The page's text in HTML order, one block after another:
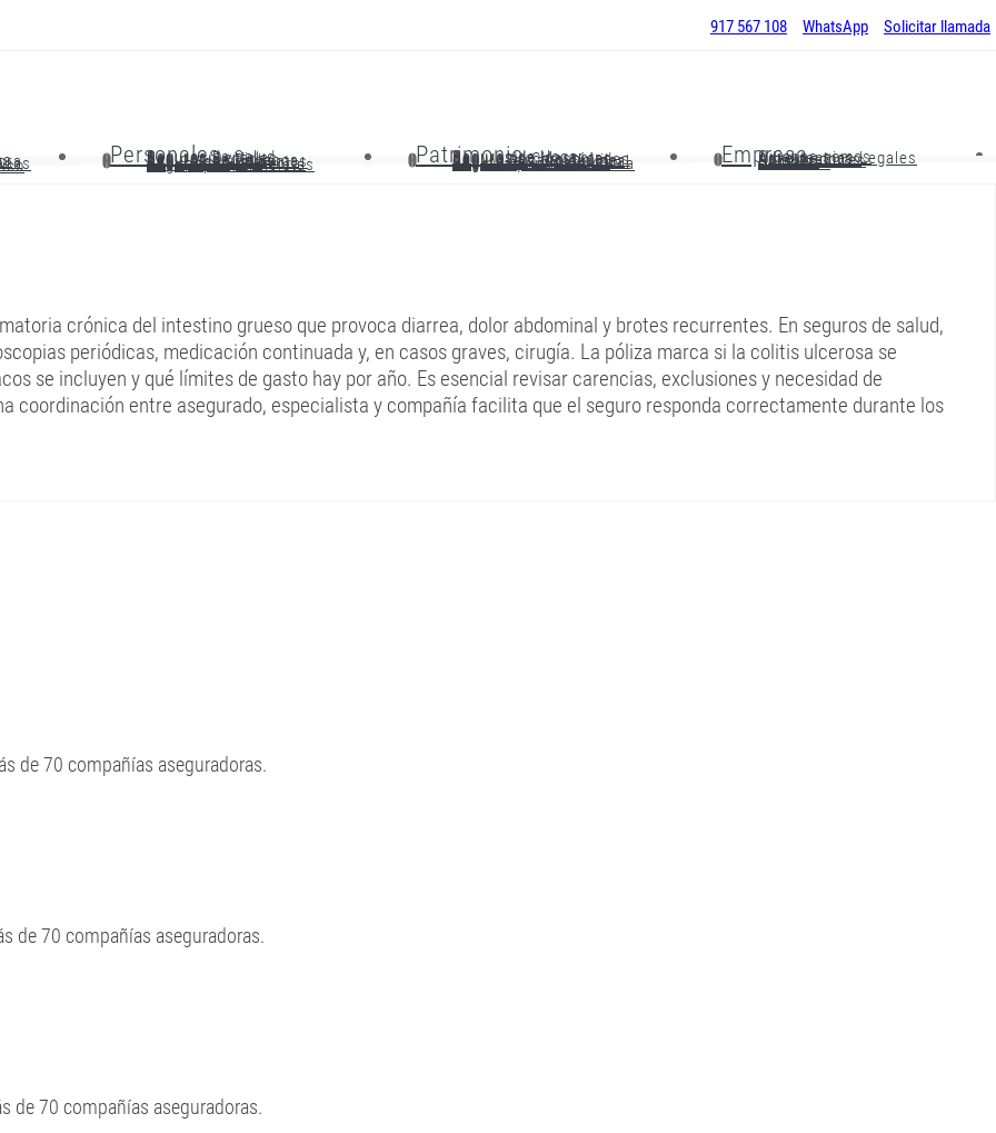
917 567 108 WhatsApp Solicitar llamada
Personales
Seguros de Salud
Seguros Dentales
Seguros de Vida
Seguros de Decesos
Seguro de Accidentes
Seguro de Viaje
Sub. por Baja Laboral
Seguro para Bicicletas Patrimonio
Seguros de Hogar
Seguros de Mascotas
Seguro de Comunidades
Seguro Impago Alquiler
Seguro R.C. Profesional
Seguro de Comercios
Seg. Maquinaria de Obra Empresa
Quienes somos
Advertencias Legales
Aseguradoras
Colaboradores
Noticias
Contactar
crónica del intestino grueso que provoca diarrea, dolor abdominal y brotes recurrentes. En seguros de salud,
periódicas, medicación continuada y, en casos graves, cirugía. La póliza marca si la colitis ulcerosa se
se incluyen y qué límites de gasto hay por año. Es esencial revisar carencias, exclusiones y necesidad de
coordinación entre asegurado, especialista y compañía facilita que el seguro responda correctamente durante los
de 70 compañías aseguradoras.
de 70 compañías aseguradoras.
de 70 compañías aseguradoras.